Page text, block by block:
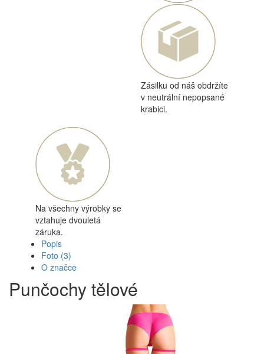
Zásilku od náš obdržíte
v neutrální nepopsané
krabici.
Na všechny výrobky se
vztahuje dvouletá
záruka.
Popis
Foto (3)
O značce
Punčochy tělové